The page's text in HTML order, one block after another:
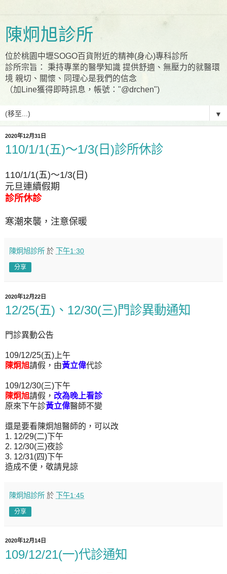
陳炯旭診所
位於桃園中壢SOGO百貨附近的精神(身心)專科診所
診所宗旨： 秉持專業的醫學知識 提供舒適、無壓力的就醫環
境 親切、關懷、同理心是我們的信念
（加Line獲得即時訊息，帳號："@drchen")
▼
2020年12月31日
110/1/1(五)～1/3(日)診所休診
110/1/1(五)～1/3(日)
元旦連續假期
診所休診
寒潮來襲，注意保暖
陳炯旭診所 於 下午1:30
分享
2020年12月22日
12/25(五)、12/30(三)門診異動通知
門診異動公告
109/12/25(五)上午
陳炯旭請假，由黃立偉代診
109/12/30(三)下午
陳炯旭請假， 改為晚上看診
原來下午診黃立偉醫師不變
還是要看陳炯旭醫師的，可以改
1. 12/29(二)下午
2. 12/30(三)夜診
3. 12/31(四)下午
造成不便，敬請見諒
陳炯旭診所 於 下午1:45
分享
2020年12月14日
109/12/21(一)代診通知